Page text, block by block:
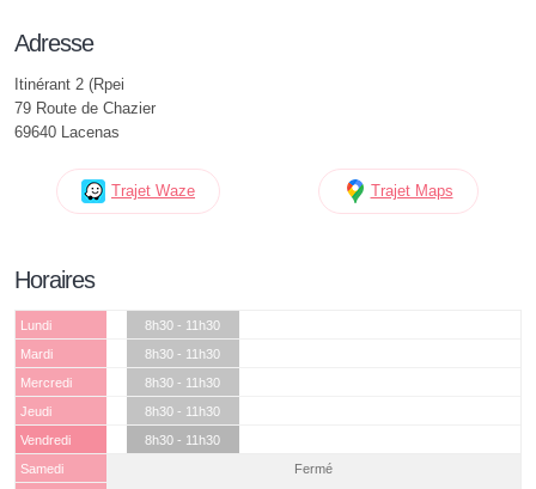
Adresse
Itinérant 2 (Rpei
79 Route de Chazier
69640 Lacenas
Trajet Waze Trajet Maps
Horaires
Lundi
8h30 - 11h30
Mardi
8h30 - 11h30
Mercredi
8h30 - 11h30
Jeudi
8h30 - 11h30
Vendredi
8h30 - 11h30
Samedi
Fermé